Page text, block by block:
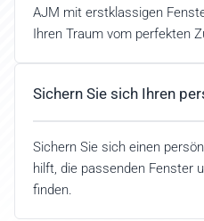
AJM mit erstklassigen
Ihren Traum vom perfekten
Sichern Sie sich Ihren
Sichern Sie sich einen
hilft, die passenden Fenster
finden.